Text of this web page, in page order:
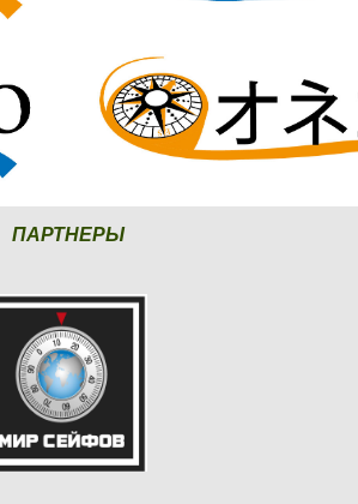
ПАРТНЕРЫ